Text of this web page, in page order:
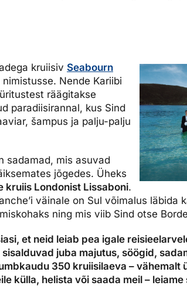
kruiisiv Seabourn
Nende Kariibi
räägitakse
paradiisirannal, kus Sind
šampus ja palju-palju
sadamad, mis asuvad
jõgedes. Üheks
kruiis Londonist Lissaboni.
väinale on Sul võimalus läbida
ning mis viib Sind otse
et neid leiab pea igale
juba majutus, söögid,
350 kruiisilaeva – vähemalt
külla, helista või saada meil – leiame